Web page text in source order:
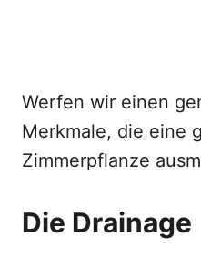
Werfen wir einen
Merkmale, die eine
Zimmerpflanze
Die Drainage